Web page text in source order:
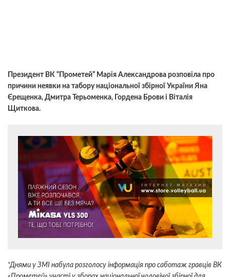
Президент ВК “Прометей” Марія Александрова розповіла про
причини неявки на табору національної збірної України Яна
Єрещенка, Дмитра Терьоменка, Гордена Брови і Віталія
Щиткова.
“Днями у ЗМІ набула розголосу інформація про саботаж гравців ВК